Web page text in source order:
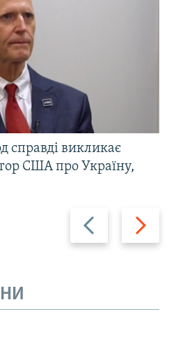
Назад Вперед
справді викликає
США про Україну,